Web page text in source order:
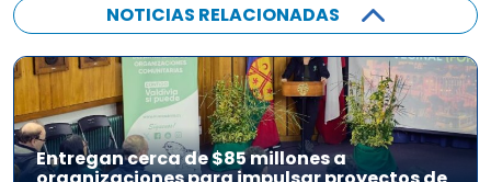
NOTICIAS RELACIONADAS
Entregan cerca de $85 millones a